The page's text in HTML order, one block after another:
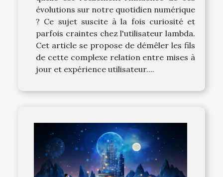
évolutions sur notre quotidien numérique
? Ce sujet suscite à la fois curiosité et
parfois craintes chez l'utilisateur lambda.
Cet article se propose de démêler les fils
de cette complexe relation entre mises à
jour et expérience utilisateur....